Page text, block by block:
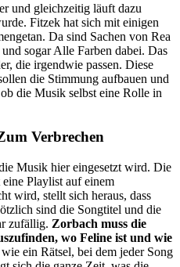
und gleichzeitig läuft dazu
Fitzek hat sich mit einigen
Da sind Sachen von Rea
sogar Alle Farben dabei. Das
die irgendwie passen. Diese
die Stimmung aufbauen und
die Musik selbst eine Rolle in
Verbrechen
Musik hier eingesetzt wird. Die
Playlist auf einem
wird, stellt sich heraus, dass
sind die Songtitel und die
zufällig. Zorbach muss die
wo Feline ist und wie
ein Rätsel, bei dem jeder Song